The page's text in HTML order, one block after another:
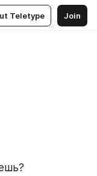
Teletype Join